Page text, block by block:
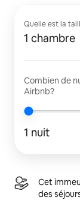
Quelle est la
1 chambre
Combien de
Airbnb?
1 nuit
Cet
des